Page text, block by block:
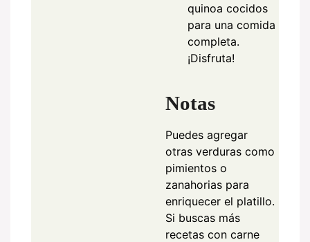
quinoa cocidos
para una comida
completa.
¡Disfruta!
Notas
Puedes agregar
otras verduras como
pimientos o
zanahorias para
enriquecer el platillo.
Si buscas más
recetas con carne